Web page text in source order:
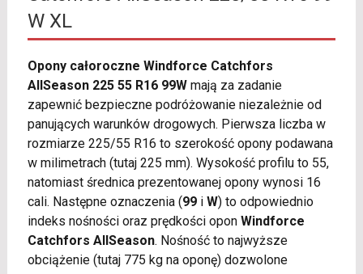
W XL
Opony całoroczne Windforce Catchfors
AllSeason 225 55 R16 99Wmają za zadanie
zapewnić bezpieczne podróżowanie niezależnie od
panujących warunków drogowych. Pierwsza liczba w
rozmiarze 225/55 R16 to szerokość opony podawana
w milimetrach (tutaj 225 mm). Wysokość profilu to 55,
natomiast średnica prezentowanej opony wynosi 16
cali. Następne oznaczenia (99i W) to odpowiednio
indeks nośności oraz prędkości opon Windforce
Catchfors AllSeason. Nośność to najwyższe
obciążenie (tutaj 775 kg na oponę) dozwolone